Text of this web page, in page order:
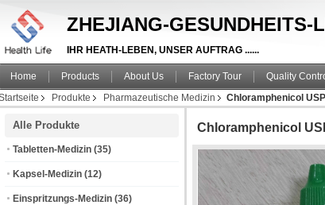
ZHEJIANG-GESUNDHEITS-
IHR HEATH-LEBEN, UNSER AUFTRAG ......
Home Products About Us Factory Tour Quality
Produkte Pharmazeutische Medizin Chloramphenicol
Alle Produkte
Tabletten-Medizin (35)
Kapsel-Medizin (12)
Einspritzungs-Medizin (36)
Chloramphenicol